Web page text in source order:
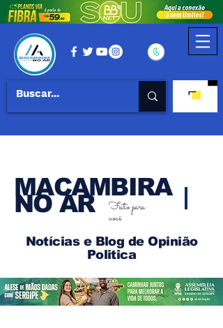
MACAMBIRA
NO AR
Feito para
você
Notícias e Blog de Opinião
Politica